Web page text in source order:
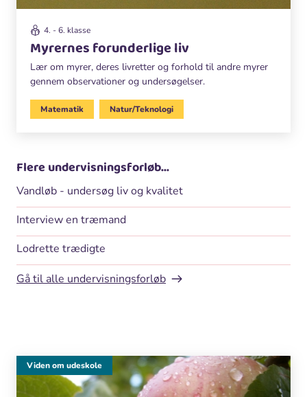
4. - 6. klasse
Myrernes forunderlige liv
Lær om myrer, deres livretter og forhold til andre myrer
gennem observationer og undersøgelser.
Matematik Natur/Teknologi
Flere undervisningsforløb...
Vandløb - undersøg liv og kvalitet
Interview en træmand
Lodrette trædigte
Gå til alle undervisningsforløb
Viden om udeskole